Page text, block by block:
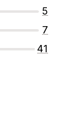
5
7
41